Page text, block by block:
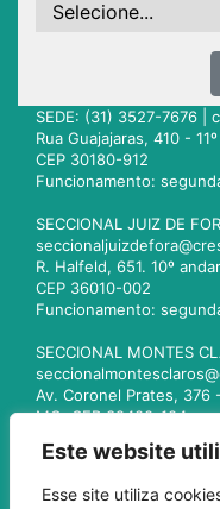
Este website
Esse site utiliza
SEDE: (31) 3527-7676 |
Rua Guajajaras, 410 -
CEP 30180-912
Funcionamento:
SECCIONAL JUIZ DE
R. Halfeld, 651. 10º
CEP 36010-002
Funcionamento:
SECCIONAL MONTES
Av. Coronel Prates, 376
MG. CEP 39400-104